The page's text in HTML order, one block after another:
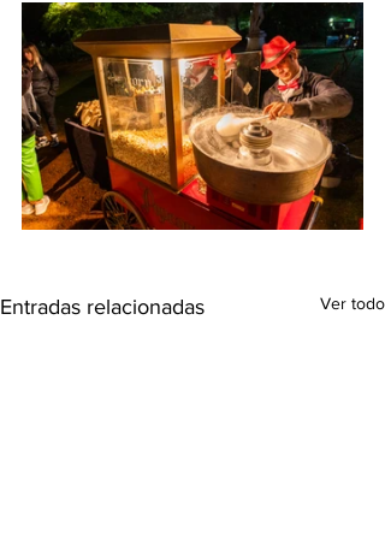
Entradas relacionadas Ver todo